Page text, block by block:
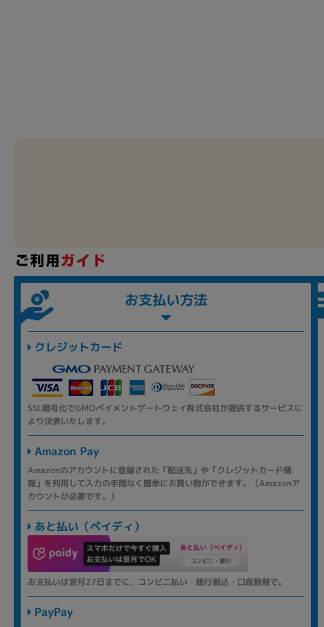
お支払い方法
クレジットカード
SSL暗号化でGMOペイメントゲートウェイ株式会社が提供するサービスに
より決済いたします。
Amazon Pay
Amazonのアカウントに登録された「配送先」や「クレジットカード情
報」を利用して入力の手間なく簡単にお買い物ができます。（Amazonア
カウントが必要です。）
あと払い（ペイディ）
お支払いは翌月27日までに、コンビニ払い・銀行振込・口座振替で。
PayPay